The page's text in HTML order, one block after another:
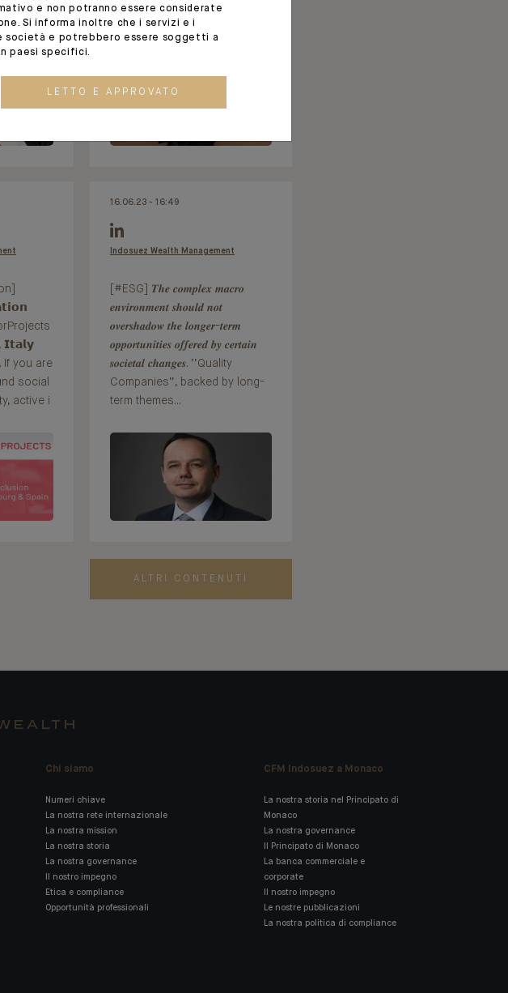
Wirshaft (...)
you are
social
active i
16.06.23 - 16:49
Indosuez Wealth Management
[#ESG] 𝑻𝒉𝒆 𝒄𝒐𝒎𝒑𝒍𝒆𝒙 𝒎𝒂𝒄𝒓𝒐
𝒆𝒏𝒗𝒊𝒓𝒐𝒏𝒎𝒆𝒏𝒕 𝒔𝒉𝒐𝒖𝒍𝒅 𝒏𝒐𝒕
𝒐𝒗𝒆𝒓𝒔𝒉𝒂𝒅𝒐𝒘 𝒕𝒉𝒆 𝒍𝒐𝒏𝒈𝒆𝒓-𝒕𝒆𝒓𝒎
𝒐𝒑𝒑𝒐𝒓𝒕𝒖𝒏𝒊𝒕𝒊𝒆𝒔 𝒐𝒇𝒇𝒆𝒓𝒆𝒅 𝒃𝒚 𝒄𝒆𝒓𝒕𝒂𝒊𝒏
𝒔𝒐𝒄𝒊𝒆𝒕𝒂𝒍 𝒄𝒉𝒂𝒏𝒈𝒆𝒔. ‘’Quality
Companies’’, backed by long-
term themes...
ALTRI CONTENUTI
Chi siamo
Numeri chiave
La nostra rete internazionale
La nostra mission
La nostra storia
La nostra governance
Il nostro impegno
Etica e compliance
Opportunità professionali
CFM Indosuez a Monaco
La nostra storia nel Principato di
Monaco
La nostra governance
Il Principato di Monaco
La banca commerciale e
corporate
Il nostro impegno
Le nostre pubblicazioni
La nostra politica di compliance
e non potranno essere considerate
Si informa inoltre che i servizi e i
e potrebbero essere soggetti a
paesi specifici.
LETTO E APPROVATO